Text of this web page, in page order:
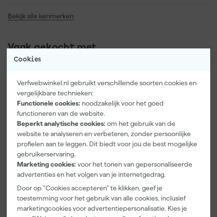
Cookies
Verfwebwinkel.nl gebruikt verschillende soorten cookies en
vergelijkbare technieken:
Functionele cookies: noodzakelijk voor het goed
functioneren van de website.
Beperkt analytische cookies: om het gebruik van de
website te analyseren en verbeteren, zonder persoonlijke
profielen aan te leggen. Dit biedt voor jou de best mogelijke
gebruikerservaring.
Marketing cookies: voor het tonen van gepersonaliseerde
advertenties en het volgen van je internetgedrag.
Door op "Cookies accepteren" te klikken, geef je
toestemming voor het gebruik van alle cookies, inclusief
marketingcookies voor advertentiepersonalisatie. Kies je
Bekijk alle kenmerken
Vaak gekocht met
Paintura
Lucamax
Washi tape -
50mx24mm
Maandag
bezorgd
Farrow & Ball
F&B
Kleurenwaaie
r
Maandag
bezorgd
Go!Paint Roll
And Go
Verfemmer -
18cm Roller -
8L + 5
Inzetemmers
Maandag
bezorgd